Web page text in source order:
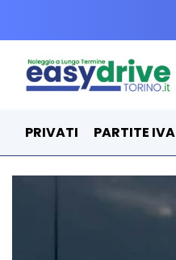
PRIVATI PARTITE IVA